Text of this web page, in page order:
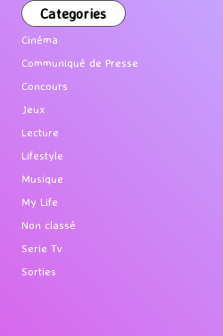
Categories
Cinéma
Communiqué de Presse
Concours
Jeux
Lecture
Lifestyle
Musique
My Life
Non classé
Serie Tv
Sorties